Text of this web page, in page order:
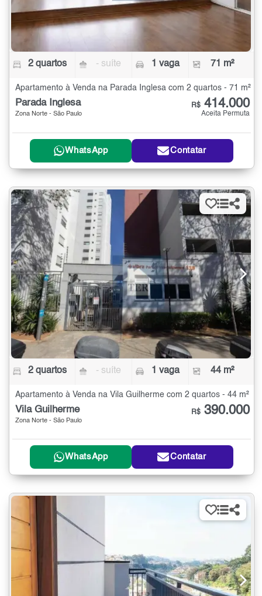
2 quartos - suíte 1 vaga 71 m²
Apartamento à Venda na Parada Inglesa com 2 quartos - 71 m²
Parada Inglesa
Zona Norte - São Paulo
R$ 414.000
Aceita Permuta
WhatsApp Contatar
2 quartos - suíte 1 vaga 44 m²
Apartamento à Venda na Vila Guilherme com 2 quartos - 44 m²
Vila Guilherme
Zona Norte - São Paulo
R$ 390.000
WhatsApp Contatar